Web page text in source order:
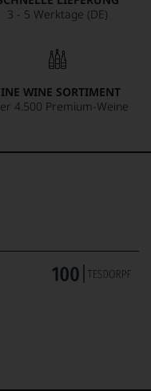
3 - 5 Werktage (DE)
WINE SORTIMENT
4.500 Premium-Weine